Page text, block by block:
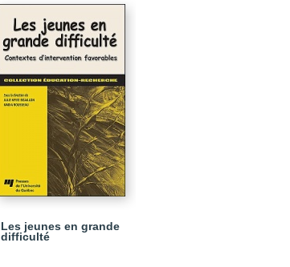
Les jeunes en grande
difficulté